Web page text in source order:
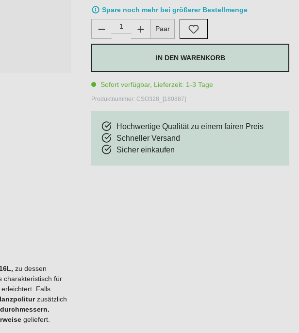
Spare noch mehr bei größerer Bestellmenge
Produkt Anzahl: Gib den gewünschten Wert ein oder
Paar
IN DEN WARENKORB
Sofort verfügbar, Lieferzeit: 1-3 Tage
Produktnummer: CSO328_[180887]
Hochwertige Qualität zu einem fairen Preis
Schneller Versand
Sicher einkaufen
zu dessen
charakteristisch für
Falls
zusätzlich
geliefert.